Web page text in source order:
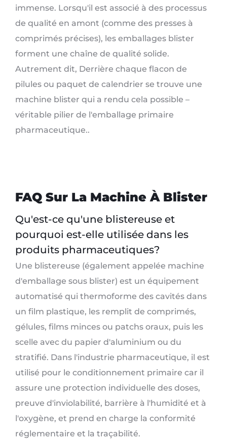
immense. Lorsqu'il est associé à des processus
de qualité en amont (comme des presses à
comprimés précises), les emballages blister
forment une chaîne de qualité solide.
Autrement dit, Derrière chaque flacon de
pilules ou paquet de calendrier se trouve une
machine blister qui a rendu cela possible –
véritable pilier de l'emballage primaire
pharmaceutique..
FAQ Sur La Machine À Blister
Qu'est-ce qu'une blistereuse et
pourquoi est-elle utilisée dans les
produits pharmaceutiques?
Une blistereuse (également appelée machine
d'emballage sous blister) est un équipement
automatisé qui thermoforme des cavités dans
un film plastique, les remplit de comprimés,
gélules, films minces ou patchs oraux, puis les
scelle avec du papier d'aluminium ou du
stratifié. Dans l'industrie pharmaceutique, il est
utilisé pour le conditionnement primaire car il
assure une protection individuelle des doses,
preuve d'inviolabilité, barrière à l'humidité et à
l'oxygène, et prend en charge la conformité
réglementaire et la traçabilité.